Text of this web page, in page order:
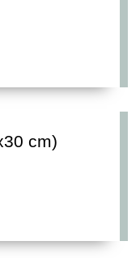
cm)